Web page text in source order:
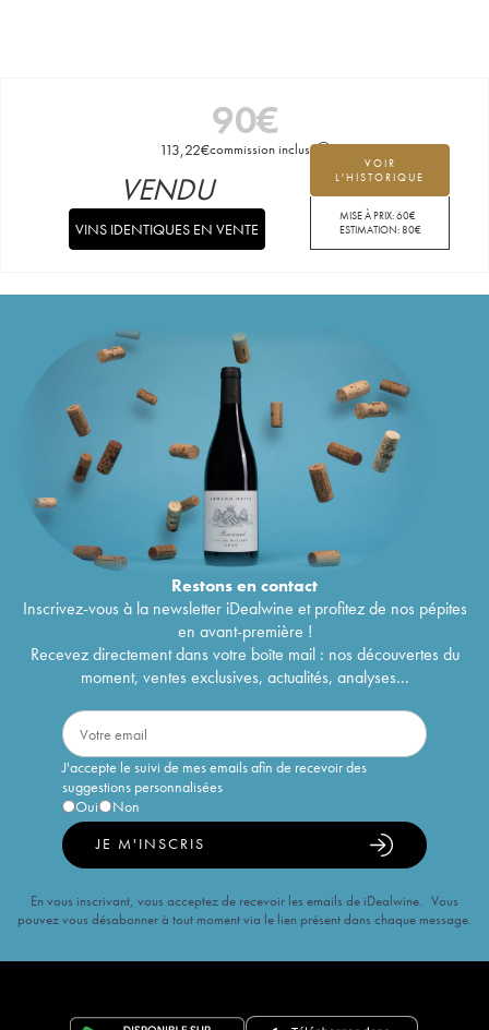
90€
113,22€commission incluse
VOIR
L'HISTORIQUE
MISE À PRIX:60€
ESTIMATION:80€
VENDU
VINS IDENTIQUES EN VENTE
Restons encontact
Inscrivez-vous à la newsletter iDealwine et profitez de nos pépites
en avant-première !
Recevez directement dans votre boîte mail : nos découvertes du
moment, ventes exclusives, actualités, analyses...
J'accepte le suivi de mes emails afin de recevoir des
suggestions personnalisées
Oui
Non
JE M'INSCRIS
En vous inscrivant, vous acceptez de recevoir les emails de iDealwine. Vous
pouvez vous désabonner à tout moment via le lien présent dans chaque message.